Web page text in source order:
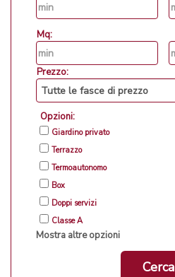
Mq:
Prezzo:
Opzioni:
Giardino privato
Terrazzo
Termoautonomo
Box
Doppi servizi
Classe A
Mostra altre opzioni
Cerca